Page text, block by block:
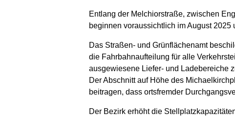
Entlang der Melchiorstraße, zwischen
beginnen voraussichtlich im August
Das Straßen- und Grünflächenamt
die Fahrbahnaufteilung für alle
ausgewiesene Liefer- und Ladebereiche
Der Abschnitt auf Höhe des
beitragen, dass ortsfremder
Der Bezirk erhöht die